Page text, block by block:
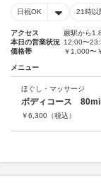
日祝OK 21時以
アクセス
蕨駅から
本日の営業状況 12:00〜
価格帯
￥1,000〜
メニュー
ほぐし・マッサージ
ボディコース
￥6,300 （税込）